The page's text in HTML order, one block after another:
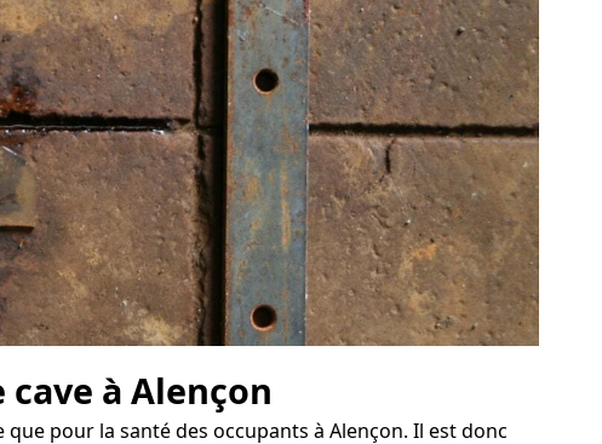
à Alençon
pour la santé des occupants à Alençon. Il est donc